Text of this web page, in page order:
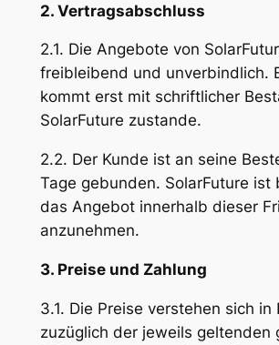
2. Vertragsabschluss
2.1. Die Angebote von
freibleibend und unverbindlich.
kommt erst mit schriftlicher
SolarFuture zustande.
2.2. Der Kunde ist an seine
Tage gebunden. SolarFuture ist
das Angebot innerhalb dieser
anzunehmen.
3. Preise und Zahlung
3.1. Die Preise verstehen sich in
zuzüglich der jeweils geltenden